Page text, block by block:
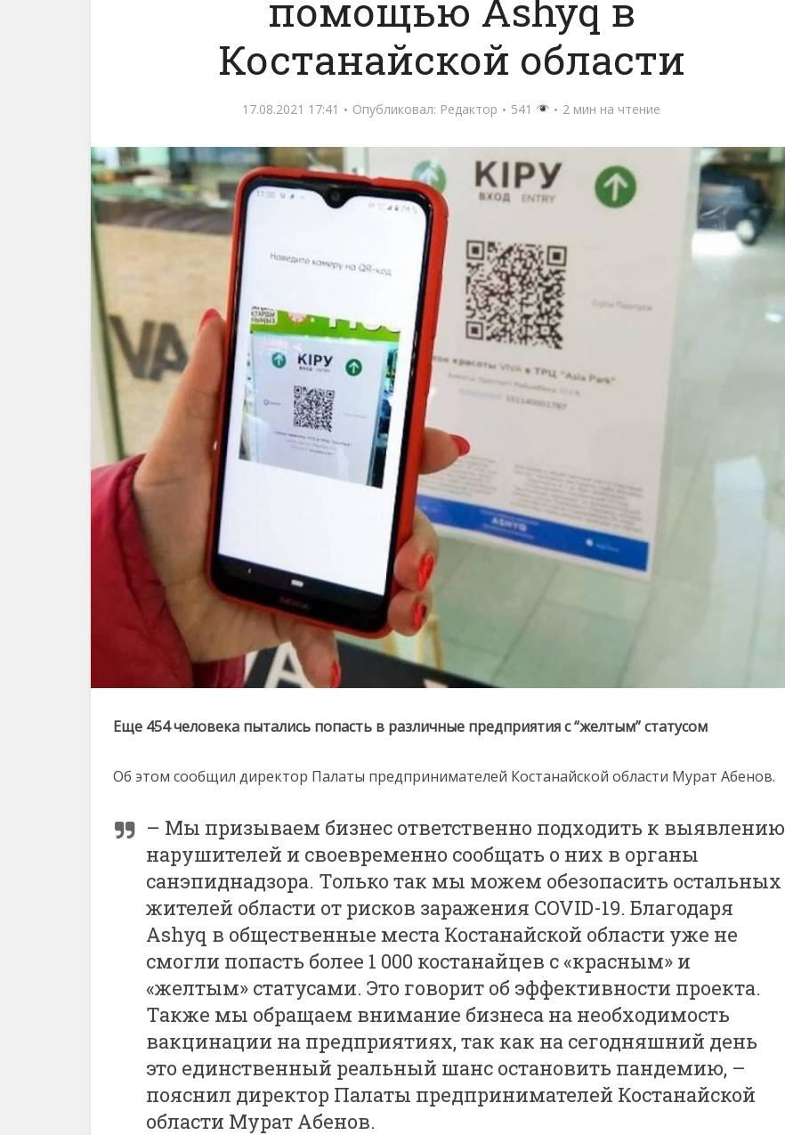
помощью Ashyq в
Костанайской области
17.08.2021 17:41 Опубликовал: Редактор 541 2 мин на чтение
Еще 454 человека пытались попасть в различные предприятия с “желтым” статусом
Об этом сообщил директор Палаты предпринимателей Костанайской области Мурат Абенов.
– Мы призываем бизнес ответственно подходить к выявлению
нарушителей и своевременно сообщать о них в органы
санэпиднадзора. Только так мы можем обезопасить остальных
жителей области от рисков заражения COVID-19. Благодаря
Ashyq в общественные места Костанайской области уже не
смогли попасть более 1 000 костанайцев с «красным» и
«желтым» статусами. Это говорит об эффективности проекта.
Также мы обращаем внимание бизнеса на необходимость
вакцинации на предприятиях, так как на сегодняшний день
это единственный реальный шанс остановить пандемию, –
пояснил директор Палаты предпринимателей Костанайской
области Мурат Абенов.